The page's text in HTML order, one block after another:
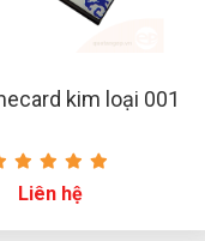
kim loại 001
Liên hệ